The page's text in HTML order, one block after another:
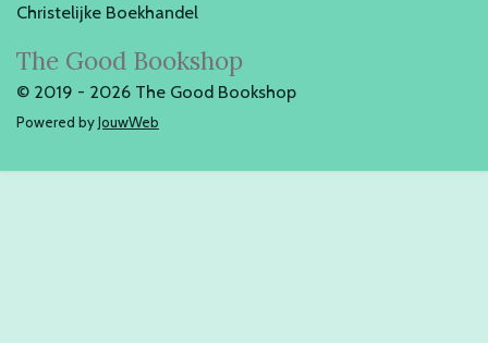
Christelijke Boekhandel
The Good Bookshop
© 2019 - 2026 The Good Bookshop
Powered byJouwWeb